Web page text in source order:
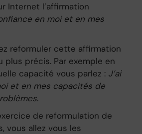
Internet l’affirmation
en moi et en mes
reformuler cette affirmation
plus précis. Par exemple en
capacité vous parlez : J’ai
et en mes capacités de
.
de reformulation de
vous allez vous les